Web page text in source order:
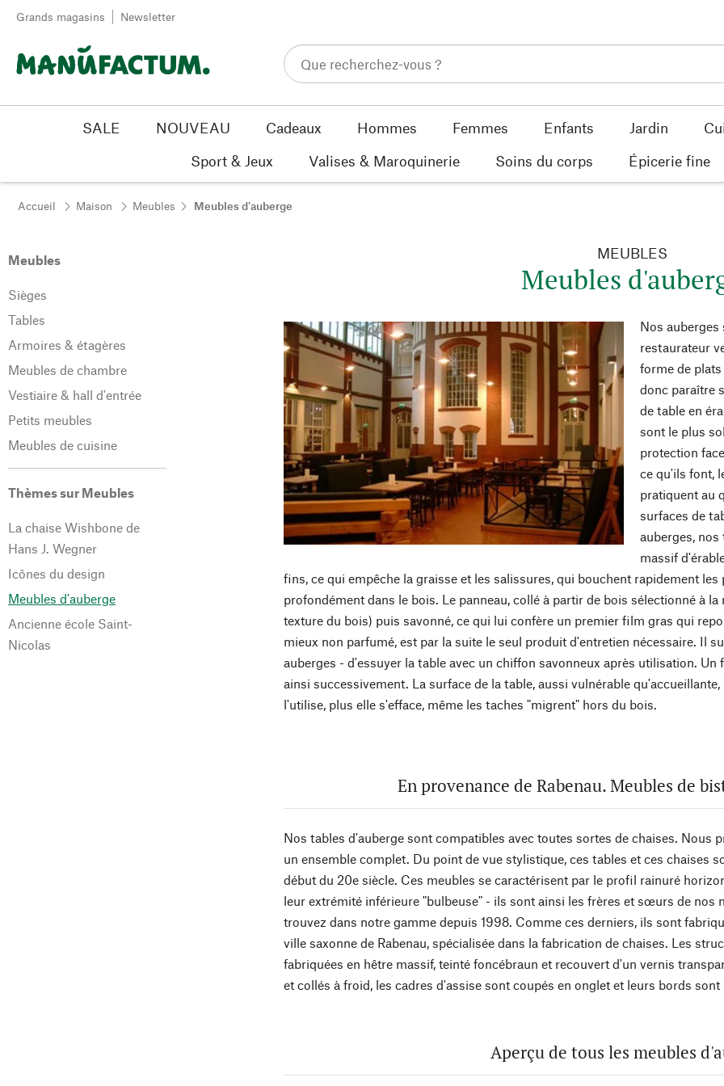
Passer au contenu
Grands magasins Newsletter
SALE NOUVEAU Cadeaux Hommes Femmes Enfants Jardin
Sport & Jeux
Valises & Maroquinerie Soins du corps Épicerie fine
Accueil Maison Meubles Meubles d'auberge
Meubles
Sièges
Tables
Armoires & étagères
Meubles de chambre
Vestiaire & hall d'entrée
Petits meubles
Meubles de cuisine
Thèmes sur Meubles
La chaise Wishbone de
Hans J. Wegner
Icônes du design
Meubles d'auberge
Ancienne école Saint-
Nicolas
MEUBLES
Meubles
Nos
restaurateur
forme de
donc paraître
de table en
sont le plus
protection
ce qu'ils font,
pratiquent au
surfaces de
auberges,
massif
fins, ce qui empêche la graisse et les salissures, qui bouchent rapidement les
profondément dans le bois. Le panneau, collé à partir de bois sélectionné à
texture du bois) puis savonné, ce qui lui confère un premier film gras qui
mieux non parfumé, est par la suite le seul produit d'entretien nécessaire. Il
auberges - d'essuyer la table avec un chiffon savonneux après utilisation.
ainsi successivement. La surface de la table, aussi vulnérable
l'utilise, plus elle s'efface, même les taches "migrent" hors du bois.
En provenance de Rabenau. Meubles de
Nos tables d'auberge sont compatibles avec toutes sortes de chaises. Nous
un ensemble complet. Du point de vue stylistique, ces tables et ces chaises
début du 20e siècle. Ces meubles se caractérisent par le profil rainuré
leur extrémité inférieure "bulbeuse" - ils sont ainsi les frères et sœurs de nos
trouvez dans notre gamme depuis 1998. Comme ces derniers, ils sont
ville saxonne de Rabenau, spécialisée dans la fabrication de chaises. Les
fabriquées en hêtre massif, teinté foncébraun et recouvert d'un vernis
et collés à froid, les cadres d'assise sont coupés en onglet et leurs bords
Aperçu de tous les meubles